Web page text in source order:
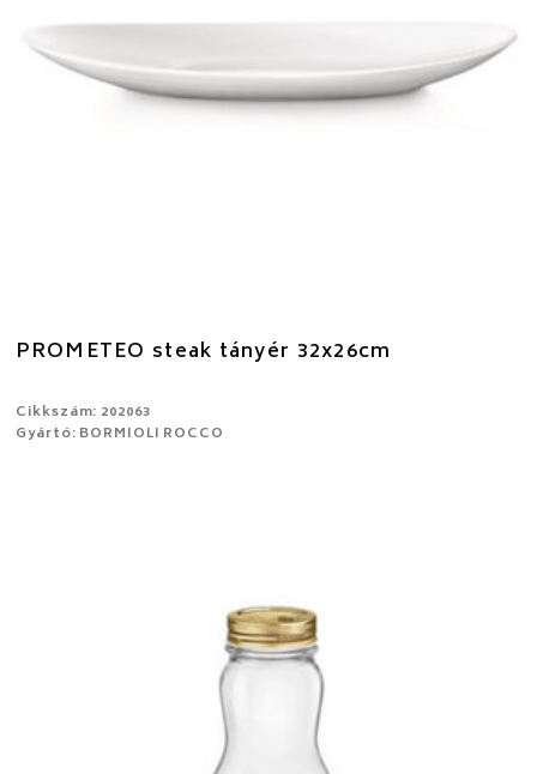
PROMETEO steak tányér 32x26cm
Cikkszám: 202063
Gyártó: BORMIOLI ROCCO